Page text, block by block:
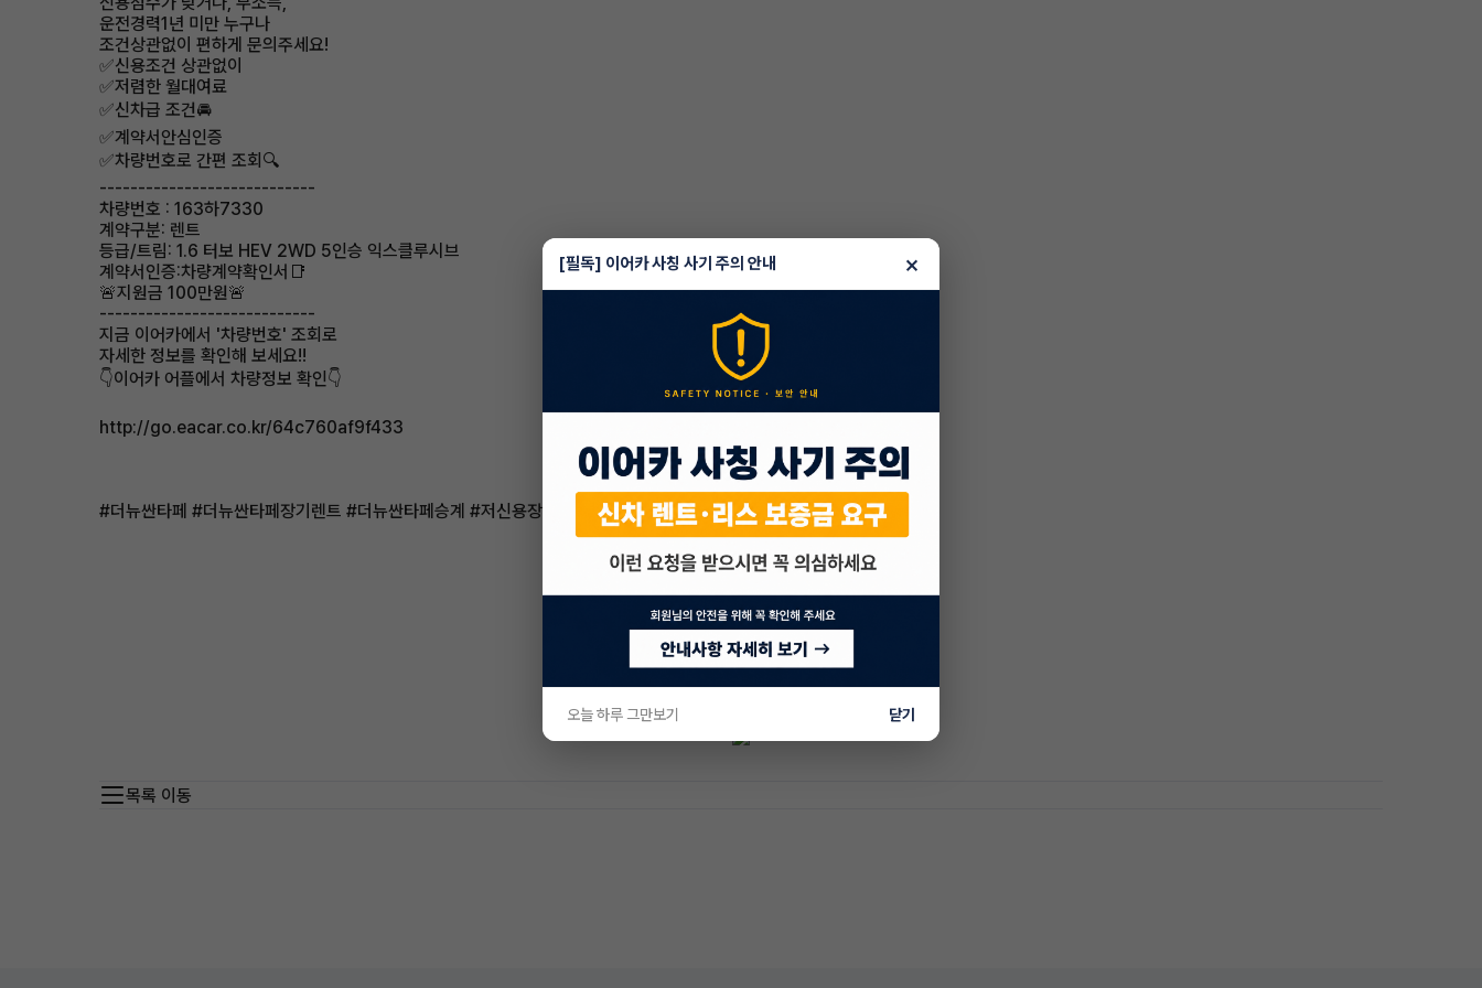
운전경력1년 미만 누구나
조건상관없이 편하게 문의주세요!
✅신용조건 상관없이
✅저렴한 월대여료
✅신차급 조건🚘
✅계약서안심인증
✅차량번호로 간편 조회🔍
----------------------------
차량번호 : 163하7330
계약구분: 렌트
등급/트림: 1.6 터보 HEV 2WD 5인승 익스클루시브
계약서인증:차량계약확인서📑
🚨지원금 100만원🚨
----------------------------
지금 이어카에서 '차량번호' 조회로
자세한 정보를 확인해 보세요!!
👇이어카 어플에서 차량정보 확인👇
http://go.eacar.co.kr/64c760af9f433
#더뉴싼타페 #더뉴싼타페장기렌트 #더뉴싼타페승계 #저신용장기렌트 #승계어플 #장기렌트승계
목록 이동
[필독] 이어카 사칭 사기 주의 안내 ×
오늘 하루 그만보기 닫기